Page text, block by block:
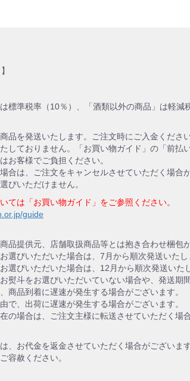
標準税率（10％）、「酒類以外の商品」は軽減
品を発送いたします。ご注文時にご入金ください
しておりません。「お買い物ガイド」の「前払
お客様でご負担ください。
合は、ご注文をキャンセルさせていただく場合
びいただけません。
ては「お買い物ガイド」をご参照ください。
guide
品提供元、店舗取扱商品等とは抱き合わせ梱包
選びいただいた場合は、7月から順次発送いた
選びいただいた場合は、12月から順次発送いた
熨斗をお選びいただいていない場合や、発送期
商品到着に遅速が発生する場合がございます。
で、出荷に遅速が発生する場合がございます。
の場合は、ご注文主様に転送させていただく場
、お代金を返金させていただく場合がございます
容赦ください。